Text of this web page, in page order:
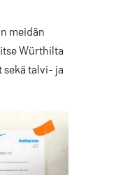
meidän
Würthilta
sekä talvi- ja